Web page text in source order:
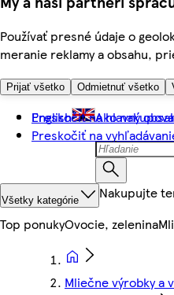
Používať presné údaje o
meranie reklamy a obsahu,
Prijať všetko Odmietnuť všetko
Preskočiť na hlavný
Preskočiť na
English Ako
Všetky kategórie Nakupujte
Top ponukyOvocie, zelenina
Mliečne výrobky a